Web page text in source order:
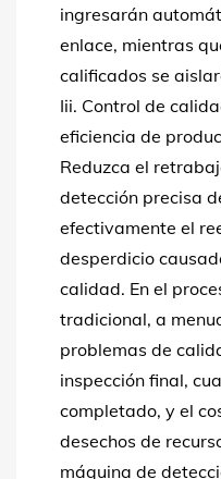
ingresarán
enlace, mientras
calificados se
Iii. Control de
eficiencia de
Reduzca el
detección precisa
efectivamente el
desperdicio
calidad. En el
tradicional, a
problemas de
inspección final,
completado, y el
desechos de
máquina de